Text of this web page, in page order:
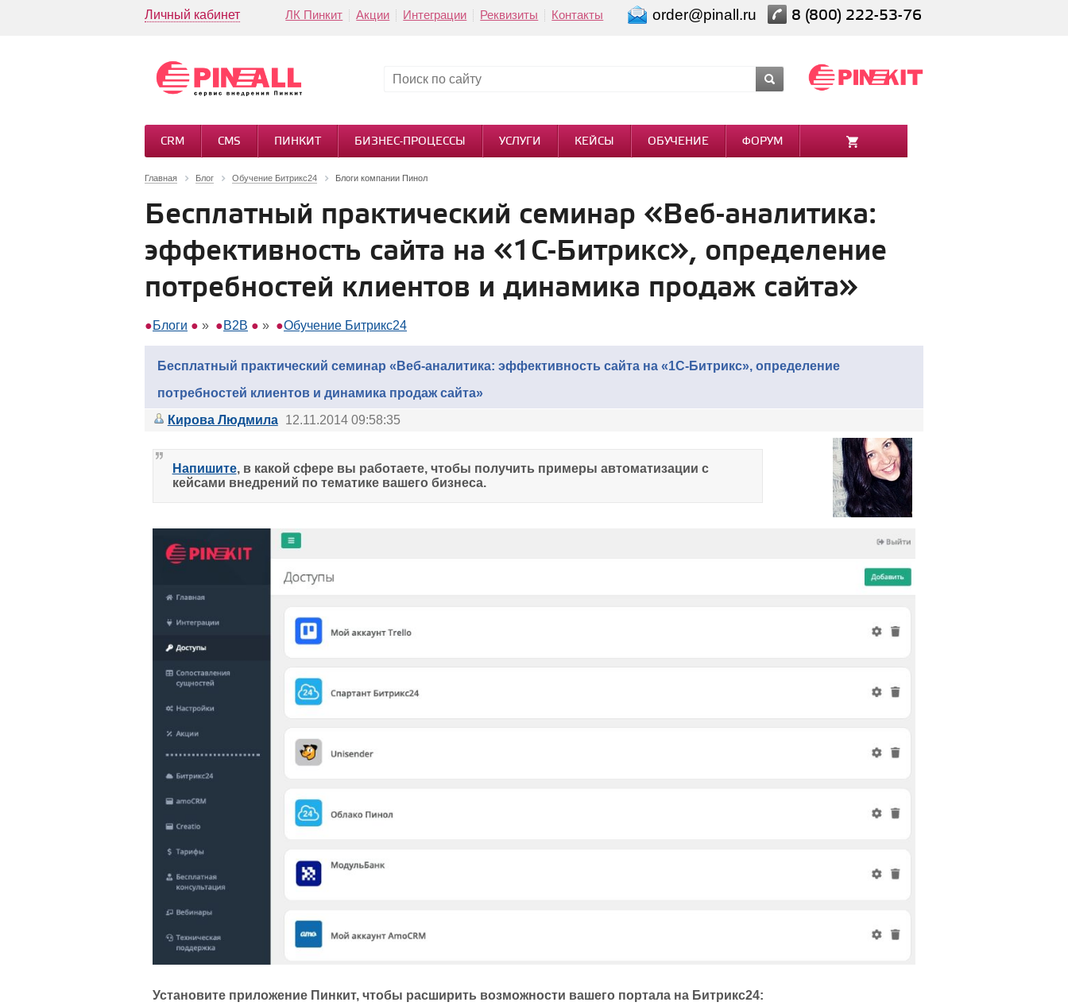
Личный кабинет ЛК Пинкит Акции Интеграции Реквизиты Контакты order@pinall.ru 8 (800) 222-53-76
CRM CMS ПИНКИТ БИЗНЕС-ПРОЦЕССЫ УСЛУГИ КЕЙСЫ ОБУЧЕНИЕ ФОРУМ
Главная Блог Обучение Битрикс24 Блоги компании Пинол
Бесплатный практический семинар «Веб-аналитика:
эффективность сайта на «1С-Битрикс», определение
потребностей клиентов и динамика продаж сайта»
Блоги » B2B » Обучение Битрикс24
Бесплатный практический семинар «Веб-аналитика: эффективность сайта на «1С-Битрикс», определение
потребностей клиентов и динамика продаж сайта»
Кирова Людмила
12.11.2014 09:58:35
Напишите, в какой сфере вы работаете, чтобы получить примеры автоматизации с
кейсами внедрений по тематике вашего бизнеса.
Установите приложение Пинкит, чтобы расширить возможности вашего портала на Битрикс24: